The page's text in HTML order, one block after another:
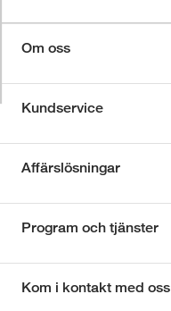
Om oss
Kundservice
Affärslösningar
Program och tjänster
Kom i kontakt med oss